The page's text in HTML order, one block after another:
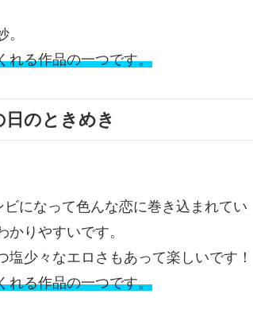
れる作品の一つです。
のときめき
になって色んな恋に巻き込まれてい
りやすいです。
少々なエロさもあって楽しいです！
れる作品の一つです。